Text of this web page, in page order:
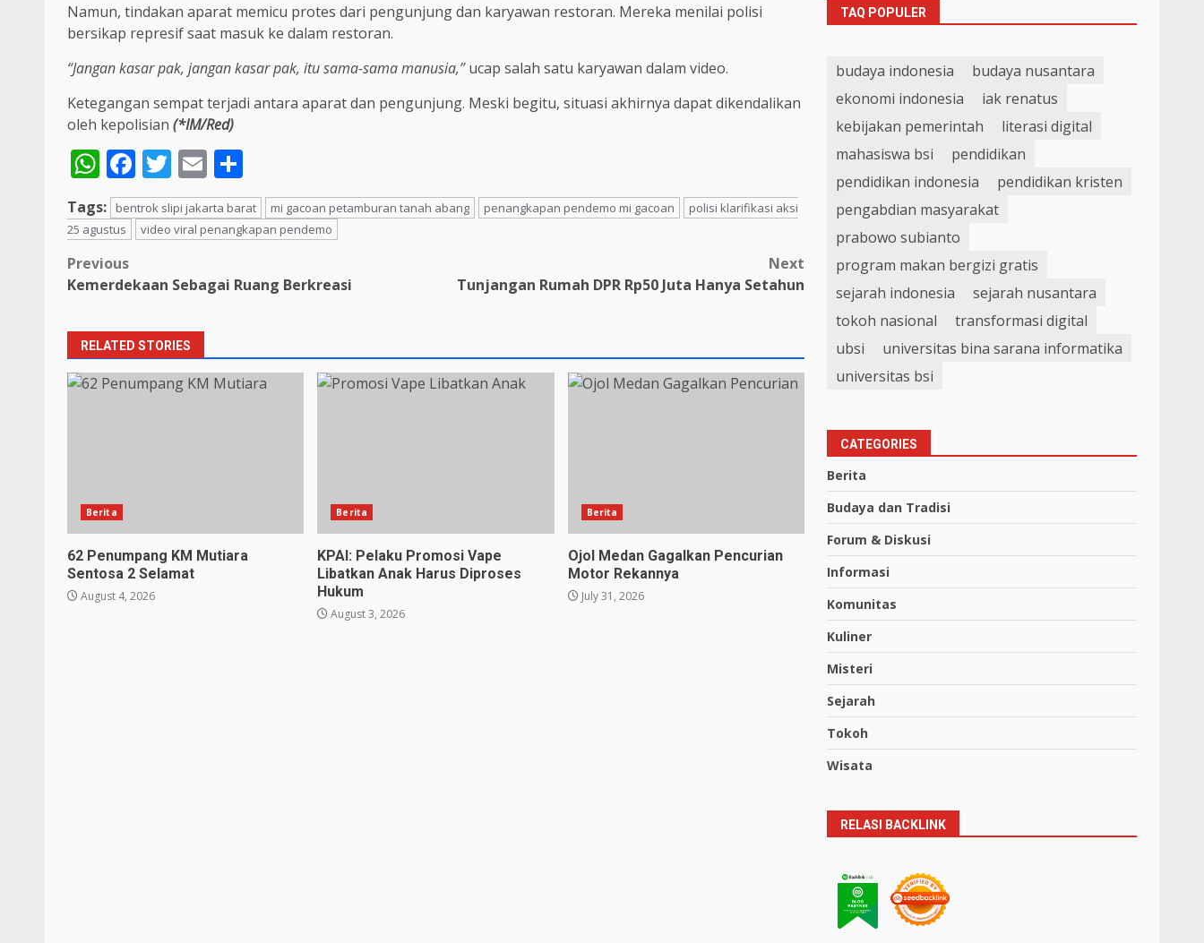
Namun, tindakan aparat memicu protes dari pengunjung dan karyawan restoran. Mereka menilai polisi
bersikap represif saat masuk ke dalam restoran.
“Jangan kasar pak, jangan kasar pak, itu sama-sama manusia,”ucap salah satu karyawan dalam video.
Ketegangan sempat terjadi antara aparat dan pengunjung. Meski begitu, situasi akhirnya dapat dikendalikan
oleh kepolisian (*IM/Red)
WhatsApp
Facebook
Twitter
Email
Tags: bentrok slipi jakarta barat mi gacoan petamburan tanah abang penangkapan pendemo mi gacoan
polisi klarifikasi aksi
25 agustus
video viral penangkapan pendemo
Post
Previous
Kemerdekaan Sebagai Ruang Berkreasi
Next
Tunjangan Rumah DPR Rp50 Juta Hanya Setahun
RELATED STORIES
Berita
62 Penumpang KM Mutiara
Sentosa 2 Selamat
August 4, 2026
Berita
KPAI: Pelaku Promosi Vape
Libatkan Anak Harus Diproses
Hukum
August 3, 2026
Berita
Ojol Medan Gagalkan Pencurian
Motor Rekannya
July 31, 2026
TAQ POPULER
budaya indonesia
budaya nusantara
ekonomi indonesia
iak renatus
kebijakan pemerintah
literasi digital
mahasiswa bsi
pendidikan
pendidikan indonesia
pendidikan kristen
pengabdian masyarakat
prabowo subianto
program makan bergizi gratis
sejarah indonesia
sejarah nusantara
tokoh nasional
transformasi digital
ubsi
universitas bina sarana informatika
universitas bsi
CATEGORIES
Berita
Budaya dan Tradisi
Forum & Diskusi
Informasi
Komunitas
Kuliner
Misteri
Sejarah
Tokoh
Wisata
RELASI BACKLINK